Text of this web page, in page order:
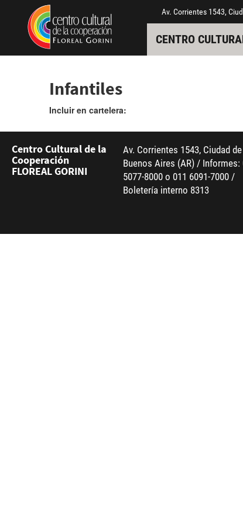
Pasar al contenido principal
Jump to main content Av. Corrientes 1543,
CENTRO
Infantiles
Incluir en cartelera:
Centro Cultural de la
Cooperación
FLOREAL GORINI
Av. Corrientes 1543, Ciudad de
Buenos Aires (AR) / Informes:
5077-8000 o 011 6091-7000 /
Boletería interno 8313